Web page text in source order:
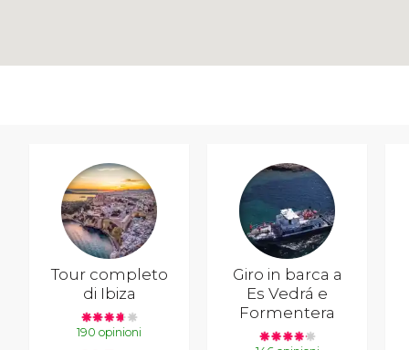
Tour completo
di Ibiza
190 opinioni
Giro in barca a
Es Vedrá e
Formentera